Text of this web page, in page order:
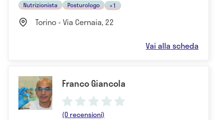
Nutrizionista Posturologo +1
Torino - Via Cernaia, 22
Vai alla scheda
Franco Giancola
(0 recensioni)